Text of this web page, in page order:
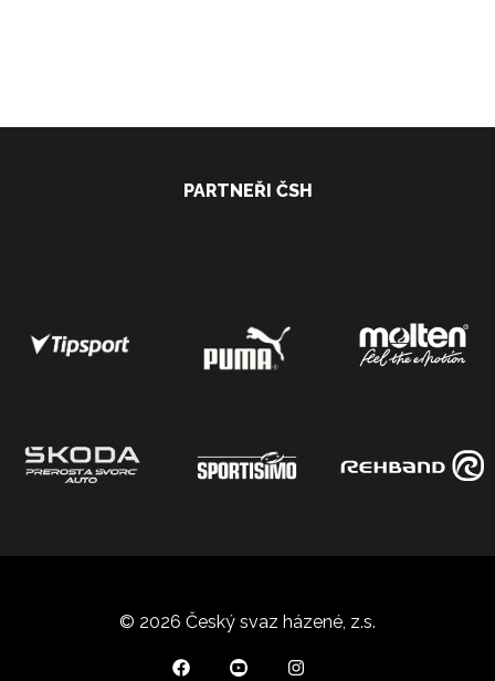
PARTNEŘI ČSH
© 2026 Český svaz házené, z.s.